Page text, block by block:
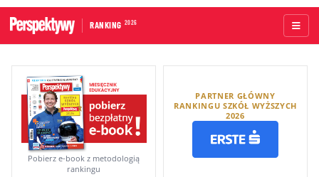
RANKING 2026
STRONA GŁÓWNA
UCZELNIE AKADEMICKIE
UCZELNIE ZAWODOWE
RANKINGI WG TYPÓW UCZELNI
Pobierz e-book z metodologią
rankingu
PARTNER GŁÓWNY
RANKINGU SZKÓŁ WYŻSZYCH
2026